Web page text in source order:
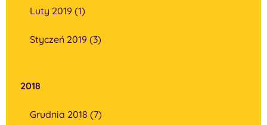
Luty 2019 (1)
Styczeń 2019 (3)
2018
Grudnia 2018 (7)